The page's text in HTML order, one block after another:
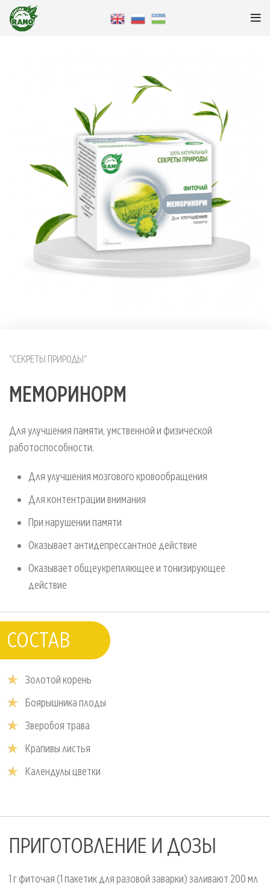
"СЕКРЕТЫ ПРИРОДЫ"
МЕМОРИНОРМ
Для улучшения памяти, умственной и физической
работоспособности.
Для улучшения мозгового кровообращения
Для контентрации внимания
При нарушении памяти
Оказывает антидепрессантное действие
Оказывает общеукрепляющее и тонизирующее
действие
СОСТАВ
Золотой корень
Боярышника плоды
Зверобоя трава
Крапивы листья
Календулы цветки
ПРИГОТОВЛЕНИЕ И ДОЗЫ
1 г фиточая (1 пакетик для разовой заварки) заливают 200 мл